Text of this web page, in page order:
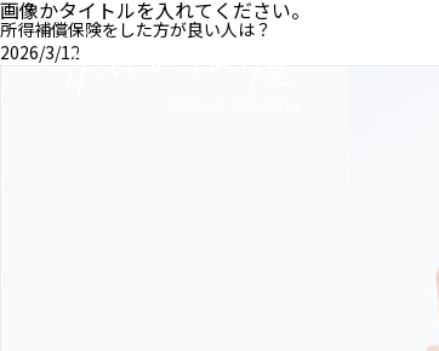
画像かタイトルを入れてください。
所得補償保険をした方が良い人は？
2026/3/12